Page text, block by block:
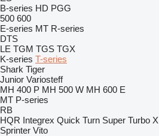
B-series HD PGG
500 600
E-series MT R-series
DTS
LE TGM TGS TGX
K-series T-series
Shark Tiger
Junior Variosteff
MH 400 P MH 500 W MH 600 E
MT P-series
RB
HQR Integrex Quick Turn Super Turbo X
Sprinter Vito